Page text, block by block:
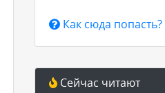
Как сюда попасть?
Сейчас читают